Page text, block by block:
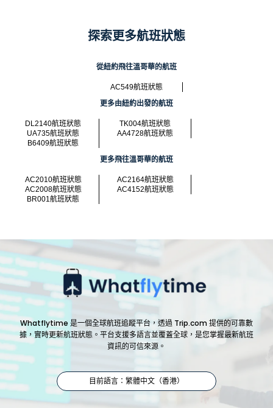
探索更多航班狀態
從紐約飛往溫哥華的航班
AC549航班狀態
更多由紐約出發的航班
DL2140航班狀態
TK004航班狀態
UA735航班狀態
AA4728航班狀態
B6409航班狀態
更多飛往溫哥華的航班
AC2010航班狀態
AC2164航班狀態
AC2008航班狀態
AC4152航班狀態
BR001航班狀態
Whatflytime 是一個全球航班追蹤平台，透過 Trip.com 提供的可靠數
據，實時更新航班狀態。平台支援多語言並覆蓋全球，是您掌握最新航班
資訊的可信來源。
目前語言：繁體中文（香港）